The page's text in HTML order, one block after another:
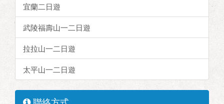
宜蘭二日遊
武陵福壽山一二日遊
拉拉山一二日遊
太平山一二日遊